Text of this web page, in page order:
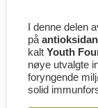
I denne delen
på
kalt Youth
nøye utvalgte
foryngende
solid